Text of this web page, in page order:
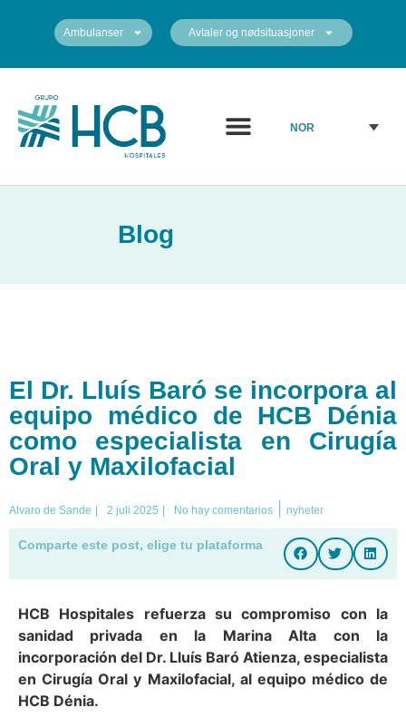
Ambulanser Avtaler og nødsituasjoner
NOR
Blog
El Dr. Lluís Baró se incorpora al
equipo médico de HCB Dénia
como especialista en Cirugía
Oral y Maxilofacial
Alvaro de Sande | 2 juli 2025 | No hay comentarios nyheter
Comparte este post, elige tu plataforma
HCB Hospitales refuerza su compromiso con la
sanidad privada en la Marina Alta con la
incorporación del Dr. Lluís Baró Atienza, especialista
en Cirugía Oral y Maxilofacial, al equipo médico de
HCB Dénia.